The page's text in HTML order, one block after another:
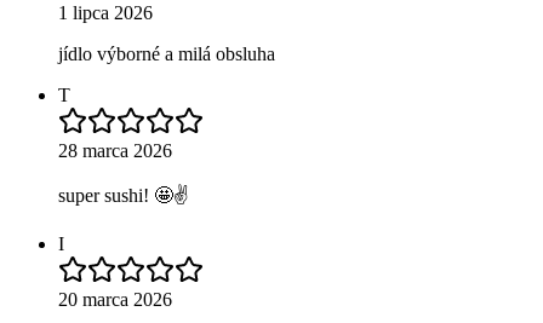
1 lipca 2026
jídlo výborné a milá obsluha
T
28 marca 2026
super sushi! 🤩✌️
I
20 marca 2026